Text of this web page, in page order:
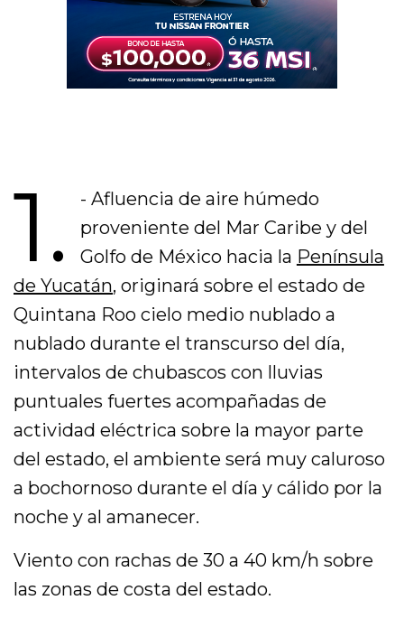
1.
- Afluencia de aire húmedo
proveniente del Mar Caribe y del
Golfo de México hacia la Península
de Yucatán, originará sobre el estado de
Quintana Roo cielo medio nublado a
nublado durante el transcurso del día,
intervalos de chubascos con lluvias
puntuales fuertes acompañadas de
actividad eléctrica sobre la mayor parte
del estado, el ambiente será muy caluroso
a bochornoso durante el día y cálido por la
noche y al amanecer.
Viento con rachas de 30 a 40 km/h sobre
las zonas de costa del estado.